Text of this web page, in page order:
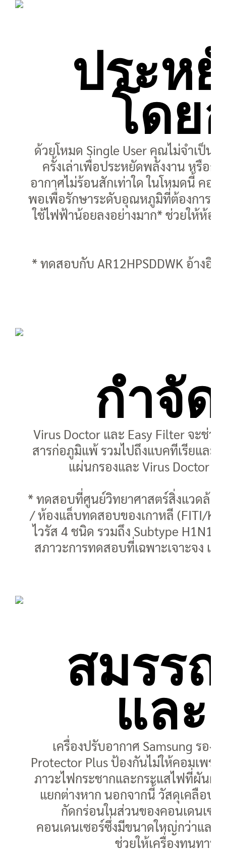
ประห
โดย
ด้วยโหมด Single User คุณไม่จำเป็น
ครั้งเล่าเพื่อประหยัดพลังงาน หรือก
อากาศไม่ร้อนสักเท่าใด ในโหมดนี้ คอ
พอเพื่อรักษาระดับอุณหภูมิที่ต้องการ แ
ใช้ไฟฟ้าน้อยลงอย่างมาก* ช่วยให้ห้อ
* ทดสอบกับ AR12HPSDDWK อ้างอิ
กำจั
Virus Doctor และ Easy Filter จะช่
สารก่อภูมิแพ้ รวมไปถึงแบคทีเรียและไ
แผ่นกรองและ Virus Doctor
* ทดสอบที่ศูนย์วิทยาศาสตร์สิ่งแวดล้อ
/ ห้องแล็บทดสอบของเกาหลี (FITI/
ไวรัส 4 ชนิด รวมถึง Subtype H1N1
สภาวะการทดสอบที่เฉพาะเจาะจง
สมรร
และ
เครื่องปรับอากาศ Samsung รอง
Protector Plus ป้องกันไม่ให้คอมเพร
ภาวะไฟกระชากและกระแสไฟที่ผันผ
แยกต่างหาก นอกจากนี้ วัสดุเคลือบ
กัดกร่อนในส่วนของคอนเดนเซ
คอนเดนเซอร์ซึ่งมีขนาดใหญ่กว่าและ
ช่วยให้เครื่องทนทาน